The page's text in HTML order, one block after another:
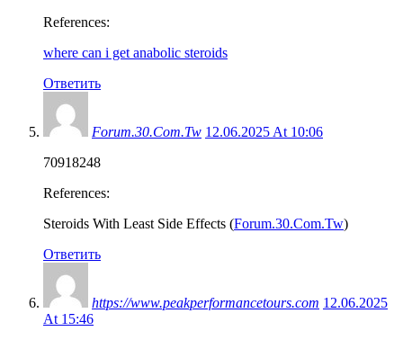
References:
where can i get anabolic steroids
Ответить
Forum.30.Com.Tw 12.06.2025 At 10:06
70918248
References:
Steroids With Least Side Effects (Forum.30.Com.Tw)
Ответить
https://www.peakperformancetours.com 12.06.2025
At 15:46